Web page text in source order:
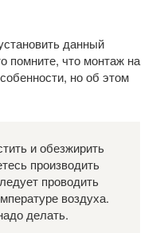
данный
помните, что монтаж на
но об этом
и обезжирить
производить
проводить
воздуха.
делать.